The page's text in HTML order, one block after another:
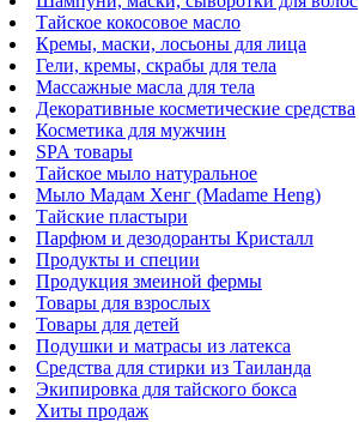
Тайское кокосовое масло
Кремы, маски, лосьоны для лица
Гели, кремы, скрабы для тела
Массажные масла для тела
Декоративные косметические средства
Косметика для мужчин
SPA товары
Тайское мыло натуральное
Мыло Мадам Хенг (Madame Heng)
Тайские пластыри
Парфюм и дезодоранты Кристалл
Продукты и специи
Продукция змеиной фермы
Товары для взрослых
Товары для детей
Подушки и матрасы из латекса
Средства для стирки из Таиланда
Экипировка для тайского бокса
Хиты продаж